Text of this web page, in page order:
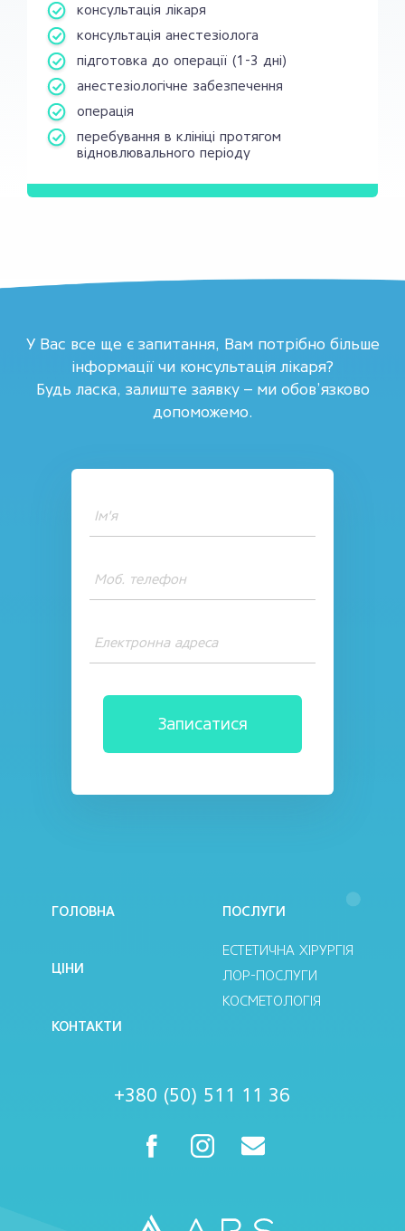
консультація лікаря
консультація анестезіолога
підготовка до операції (1-3 дні)
анестезіологічне забезпечення
операція
перебування в клініці протягом
відновлювального періоду
У Вас все ще є запитання, Вам потрібно більше
інформації чи консультація лікаря?
Будь ласка, залиште заявку – ми обов’язково
допоможемо.
ГОЛОВНА
ЦІНИ
КОНТАКТИ
ПОСЛУГИ
ЕСТЕТИЧНА ХІРУРГІЯ
ЛОР-ПОСЛУГИ
КОСМЕТОЛОГІЯ
+380 (50) 511 11 36